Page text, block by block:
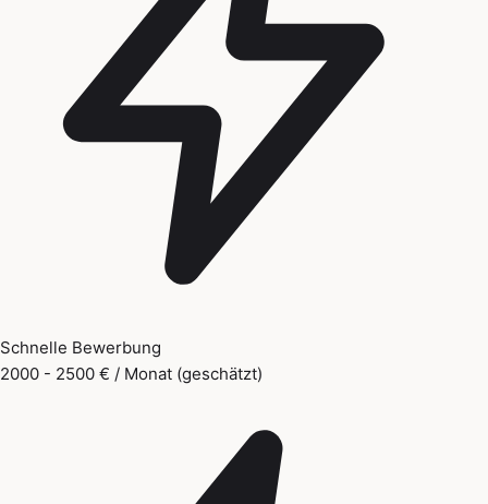
Schnelle Bewerbung
2000 - 2500 € / Monat (geschätzt)